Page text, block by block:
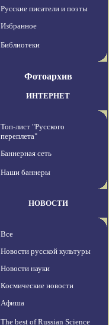
Русские писатели и поэты
Избранное
Библиотеки
Фотоархив
ИНТЕРНЕТ
Топ-лист "Русского
переплета"
Баннерная сеть
Наши баннеры
НОВОСТИ
Все
Новости русской культуры
Новости науки
Космические новости
Афиша
The best of Russian Science